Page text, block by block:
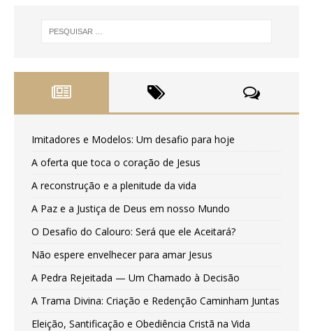
Imitadores e Modelos: Um desafio para hoje
A oferta que toca o coração de Jesus
A reconstrução e a plenitude da vida
A Paz e a Justiça de Deus em nosso Mundo
O Desafio do Calouro: Será que ele Aceitará?
Não espere envelhecer para amar Jesus
A Pedra Rejeitada — Um Chamado à Decisão
A Trama Divina: Criação e Redenção Caminham Juntas
Eleição, Santificação e Obediência Cristã na Vida